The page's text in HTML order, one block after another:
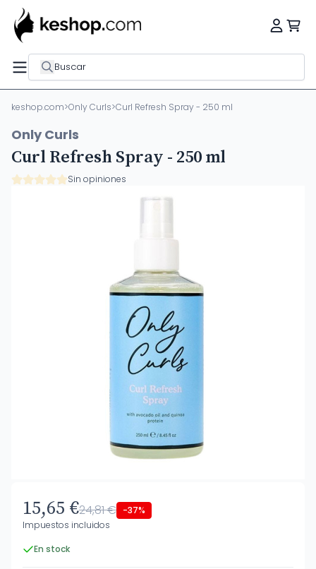
Buscar
keshop.com>Only Curls>Curl Refresh Spray - 250 ml
Only Curls
Curl Refresh Spray - 250 ml
Sin opiniones
15,65 €24,81 € -37%
Impuestos incluidos
En stock